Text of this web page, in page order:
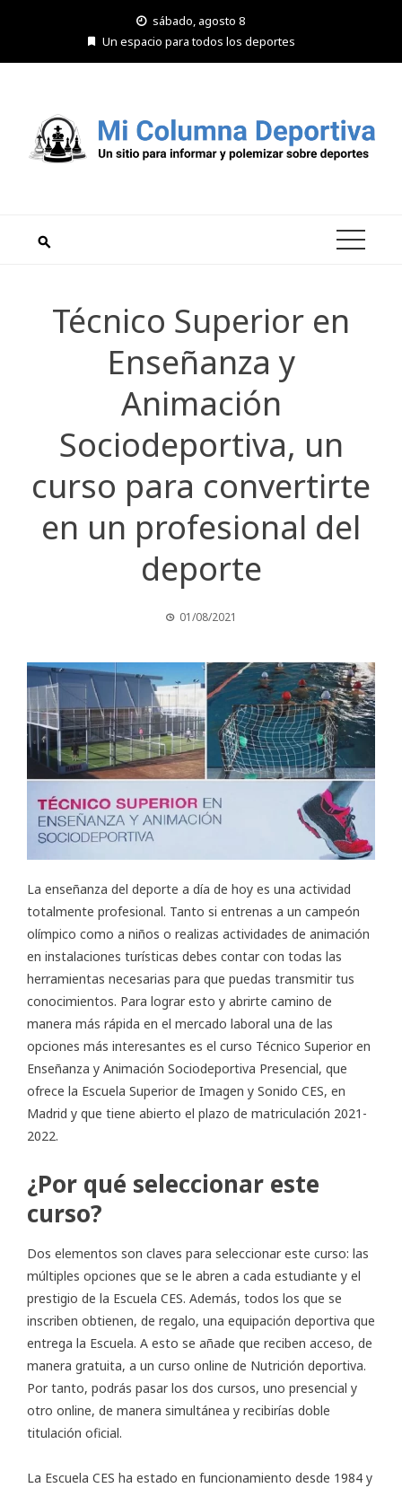
sábado, agosto 8
Un espacio para todos los deportes
Técnico Superior en
Enseñanza y
Animación
Sociodeportiva, un
curso para convertirte
en un profesional del
deporte
01/08/2021
La enseñanza del deporte a día de hoy es una actividad
totalmente profesional. Tanto si entrenas a un campeón
olímpico como a niños o realizas actividades de animación
en instalaciones turísticas debes contar con todas las
herramientas necesarias para que puedas transmitir tus
conocimientos. Para lograr esto y abrirte camino de
manera más rápida en el mercado laboral una de las
opciones más interesantes es el curso Técnico Superior en
Enseñanza y Animación Sociodeportiva Presencial, que
ofrece la Escuela Superior de Imagen y Sonido CES, en
Madrid y que tiene abierto el plazo de matriculación 2021-
2022.
¿Por qué seleccionar este
curso?
Dos elementos son claves para seleccionar este curso: las
múltiples opciones que se le abren a cada estudiante y el
prestigio de la Escuela CES. Además, todos los que se
inscriben obtienen, de regalo, una equipación deportiva que
entrega la Escuela. A esto se añade que reciben acceso, de
manera gratuita, a un curso online de Nutrición deportiva.
Por tanto, podrás pasar los dos cursos, uno presencial y
otro online, de manera simultánea y recibirías doble
titulación oficial.
La Escuela CES ha estado en funcionamiento desde 1984 y